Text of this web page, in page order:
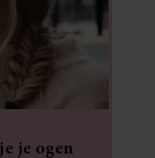
je ogen